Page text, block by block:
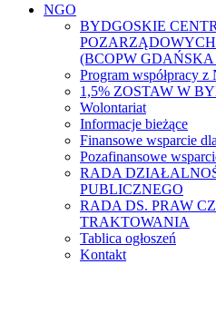
NGO
BYDGOSKIE
(BCOPW GDAŃSKA
Program współpracy
1,5% ZOSTAW W
Wolontariat
Informacje bieżące
Finansowe wsparcie
Pozafinansowe
RADA
PUBLICZNEGO
RADA DS. PRAW
TRAKTOWANIA
Tablica ogłoszeń
Kontakt